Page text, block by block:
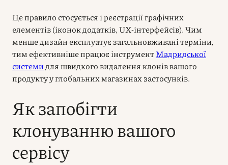
Це правило стосується і реєстрації графічних
елементів (іконок додатків, UX-інтерфейсів). Чим
менше дизайн експлуатує загальновживані терміни,
тим ефективніше працює інструментМадридської
системи для швидкого видалення клонів вашого
продукту у глобальних магазинах застосунків.
Як запобігти
клонуванню вашого
сервісу